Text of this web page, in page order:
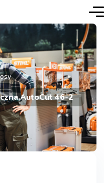
46-2